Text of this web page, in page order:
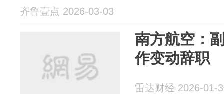
齐鲁壹点 2026-03-03
南方航空：
作变动辞职
雷达财经 2026-01-